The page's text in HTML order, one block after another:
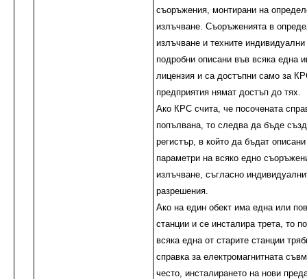
съоръжения, монтирани на
излъчване. Съоръженията в
излъчване и техните
подробни описани във всяка една
лицензия и са достъпни само за
предприятия нямат достъп до тях.
Ако КРС счита, че посочената
попълвана, то следва да бъде
регистър, в който да бъдат
параметри на всяко едно
излъчване, съгласно
разрешения.
Ако на един обект има една или
станции и се инсталира трета, то
всяка една от старите станции
справка за електромагнитната
често, инсталирането на нови